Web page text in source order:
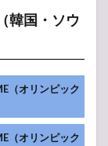
韓国・ソウ
（オリンピック
（オリンピック